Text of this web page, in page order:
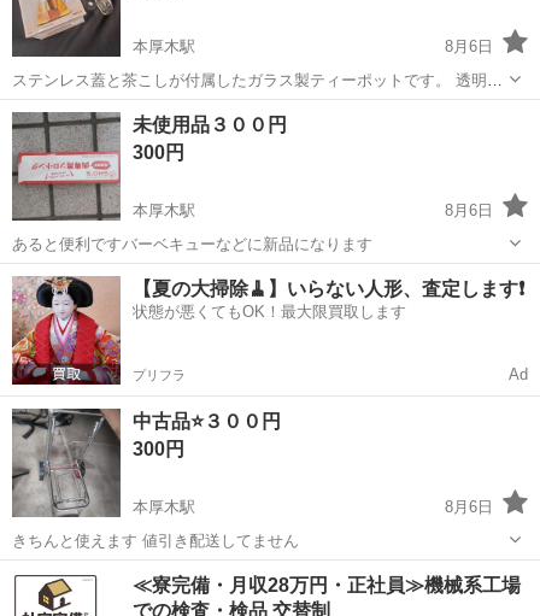
本厚木駅
8月6日
ステンレス蓋と茶こしが付属したガラス製ティーポットです。 透明な
デザインで茶葉が広がる様子を楽しめるため、紅茶や中国茶、花茶な
どに適しています。 ※未使用。
神奈川 厚木市 本厚木駅 調理器具
未使用品３００円
300円
本厚木駅
8月6日
あると便利ですバーベキューなどに新品になります
神奈川 厚木市 本厚木駅 調理器具 バーベキュー
【夏の大掃除🧹】いらない人形、査定します❗️
状態が悪くてもOK！最大限買取します
プリフラ Ad
中古品⭐️３００円
300円
本厚木駅
8月6日
きちんと使えます 値引き配送してません
神奈川 厚木市 本厚木駅 家庭用品
≪寮完備・月収28万円・正社員≫機械系工場
での検査・検品 交替制